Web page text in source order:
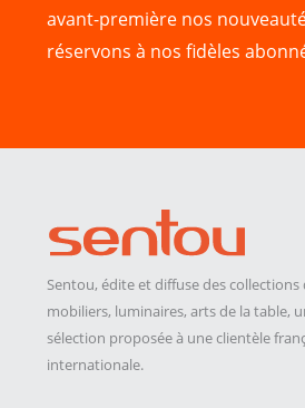
avant-première nos
réservons à nos fidèles
Sentou, édite et diffuse des collections
mobiliers, luminaires, arts de la table,
sélection proposée à une clientèle
internationale.